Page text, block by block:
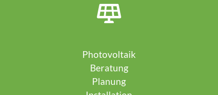
Photovoltaik
Beratung
Planung